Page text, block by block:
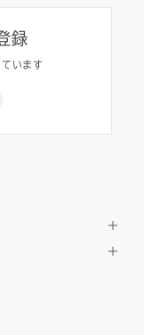
録
います